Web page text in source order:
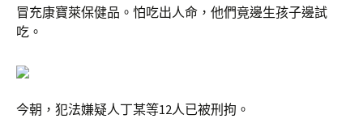
冒充康寶萊保健品。怕吃出人命，他們竟邊生孩子邊試
吃。
今朝，犯法嫌疑人丁某等12人已被刑拘。